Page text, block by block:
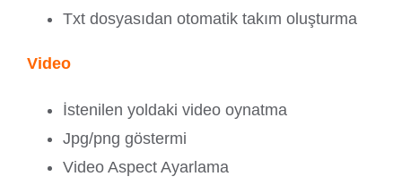
Txt dosyasıdan otomatik takım oluşturma
Video
İstenilen yoldaki video oynatma
Jpg/png göstermi
Video Aspect Ayarlama